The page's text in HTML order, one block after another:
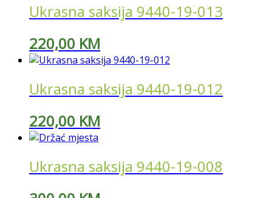
Ukrasna saksija 9440-19-013
220,00 KM
Ukrasna saksija 9440-19-012
220,00 KM
Ukrasna saksija 9440-19-008